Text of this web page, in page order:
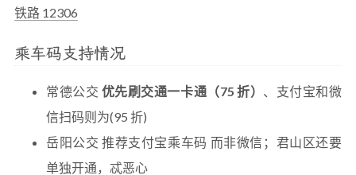
铁路 12306
乘车码支持情况
常德公交 优先刷交通一卡通（75 折） 、支付宝和微
信扫码则为(95 折)
岳阳公交 推荐支付宝乘车码 而非微信；君山区还要
单独开通，忒恶心